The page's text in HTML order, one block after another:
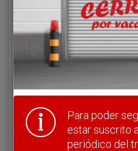
Nombre de usuario
¿Olvidó su clave?
Haga clic aquí para recuperarla.
Para poder
estar suscrito
periódico del